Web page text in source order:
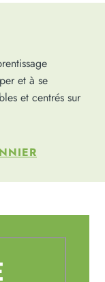
et à se
et centrés sur